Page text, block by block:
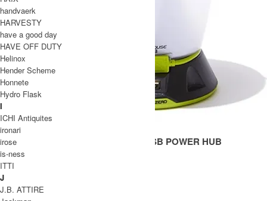
LIGHTHOUSE CORE LANTERN & USB POWER HUB
SOLD OUT
GOALZERO
ゴールゼロ
handvaerk
HARVESTY
have a good day
HAVE OFF DUTY
Helinox
Hender Scheme
Honnete
Hydro Flask
I
ICHI Antiquites
ironari
irose
is-ness
ITTI
J
J.B. ATTIRE